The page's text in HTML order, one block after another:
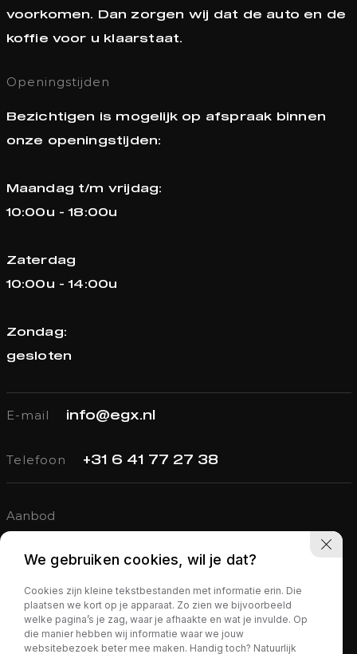
voorkomen. Dan zorgen wij dat de auto en de
koffie voor u klaarstaat.
Openingstijden
Bezichtigen is mogelijk op afspraak binnen
onze openingstijden:
Maandag t/m vrijdag:
10:00u - 18:00u
Zaterdag
10:00u - 14:00u
Zondag:
gesloten
E-mail info@egx.nl
Telefoon +31 6 41 77 27 38
Aanbod
Diensten
Over ons
Contact
We gebruiken cookies, wil je dat?
Cookies zijn kleine tekstbestanden met informatie erin. Die
plaatsen we kort op je apparaat. Zo zien we bijvoorbeeld
welke pagina’s je zag, waar je afhaakte en wat je invulde. Op
die manier hebben wij informatie waar we jouw
websitebezoek beter mee maken. Handig toch? Natuurlijk